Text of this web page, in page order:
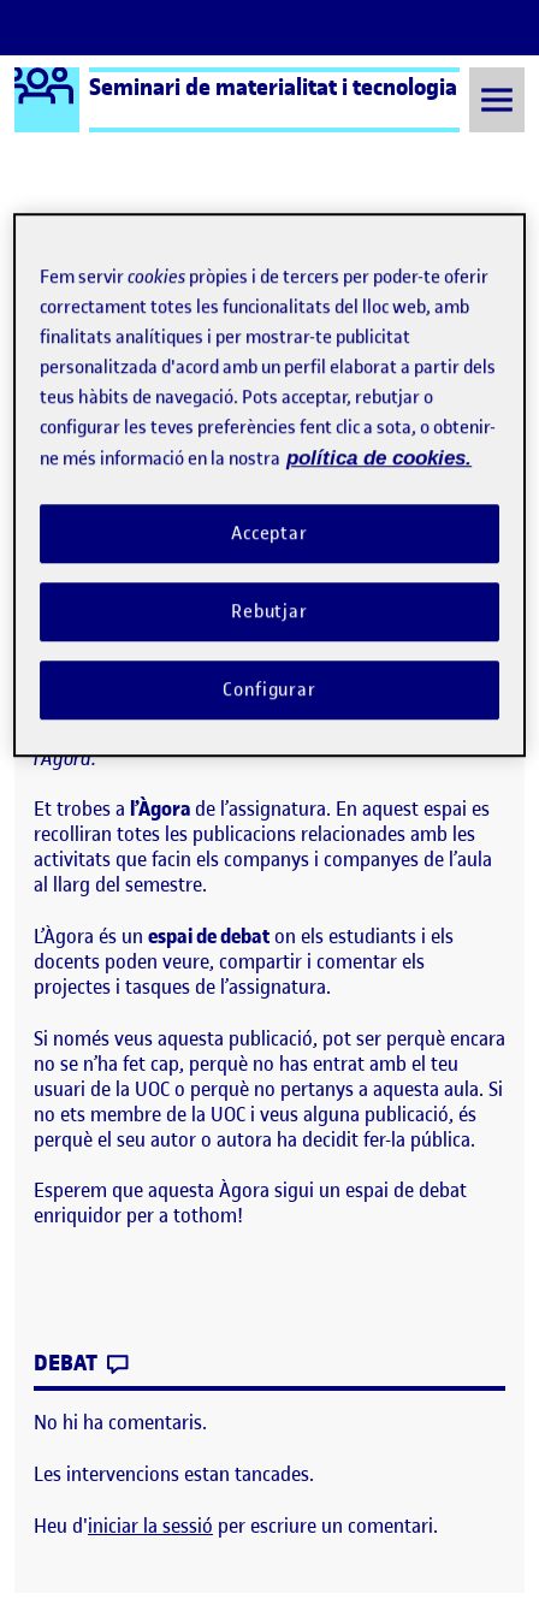
Saltar al contingut
Logo Ágora
Seminari de materialitat i tecnologia
Folio
Benvinguts i benvingudes!
Publicat per
Folio
Visibilitat:
Públic-Data de publicació
8 Set. 202115 setembre, 2022 3:08 pm
l’Àgora.
Et trobes a l’Àgora de l’assignatura. En aquest espai es
recolliran totes les publicacions relacionades amb les
activitats que facin els companys i companyes de l’aula
al llarg del semestre.
L’Àgora és un espai de debaton els estudiants i els
docents poden veure, compartir i comentar els
projectes i tasques de l’assignatura.
Si només veus aquesta publicació, pot ser perquè encara
no se n’ha fet cap, perquè no has entrat amb el teu
usuari de la UOC o perquè no pertanys a aquesta aula. Si
no ets membre de la UOC i veus alguna publicació, és
perquè el seu autor o autora ha decidit fer-la pública.
Esperem que aquesta Àgora sigui un espai de debat
enriquidor per a tothom!
DEBAT
No hi ha comentaris.
Les intervencions estan tancades.
Heu d'iniciar la sessió per escriure un comentari.
Fem servircookies pròpies i de tercers per poder-te oferir
correctament totes les funcionalitats del lloc web, amb
finalitats analítiques i per mostrar-te publicitat
personalitzada d'acord amb un perfil elaborat a partir dels
teus hàbits de navegació. Pots acceptar, rebutjar o
configurar les teves preferències fent clic a sota, o obtenir-
ne més informació en la nostra política de cookies.
Rebutjar
Acceptar
Configurar